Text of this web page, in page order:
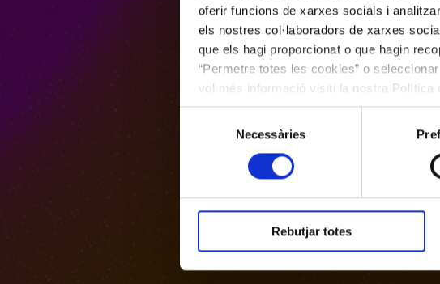
oferir funcions de xarxes socials i
els nostres col·laboradors de xarxes
que els hagi proporcionat o que hagin
“Permetre totes les cookies” o
vol més informació visiti la nostra Política
les cookies en qualsevol moment.
consentiment
Necessàries
Rebutjar totes